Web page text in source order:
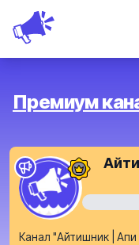
Премиум
Канал "Айтишник | Апи